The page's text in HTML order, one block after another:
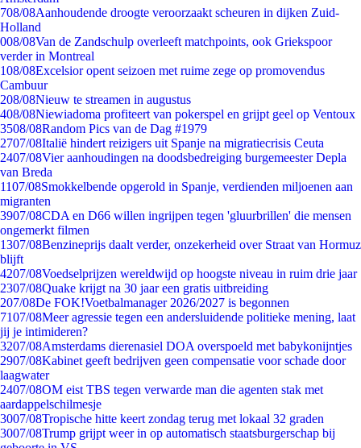
708/08Aanhoudende droogte veroorzaakt scheuren in dijken Zuid-
Holland
008/08Van de Zandschulp overleeft matchpoints, ook Griekspoor
verder in Montreal
108/08Excelsior opent seizoen met ruime zege op promovendus
Cambuur
208/08Nieuw te streamen in augustus
408/08Niewiadoma profiteert van pokerspel en grijpt geel op Ventoux
3508/08Random Pics van de Dag #1979
2707/08Italië hindert reizigers uit Spanje na migratiecrisis Ceuta
2407/08Vier aanhoudingen na doodsbedreiging burgemeester Depla
van Breda
1107/08Smokkelbende opgerold in Spanje, verdienden miljoenen aan
migranten
3907/08CDA en D66 willen ingrijpen tegen 'gluurbrillen' die mensen
ongemerkt filmen
1307/08Benzineprijs daalt verder, onzekerheid over Straat van Hormuz
blijft
4207/08Voedselprijzen wereldwijd op hoogste niveau in ruim drie jaar
2307/08Quake krijgt na 30 jaar een gratis uitbreiding
207/08De FOK!Voetbalmanager 2026/2027 is begonnen
7107/08Meer agressie tegen een andersluidende politieke mening, laat
jij je intimideren?
3207/08Amsterdams dierenasiel DOA overspoeld met babykonijntjes
2907/08Kabinet geeft bedrijven geen compensatie voor schade door
laagwater
2407/08OM eist TBS tegen verwarde man die agenten stak met
aardappelschilmesje
3007/08Tropische hitte keert zondag terug met lokaal 32 graden
3007/08Trump grijpt weer in op automatisch staatsburgerschap bij